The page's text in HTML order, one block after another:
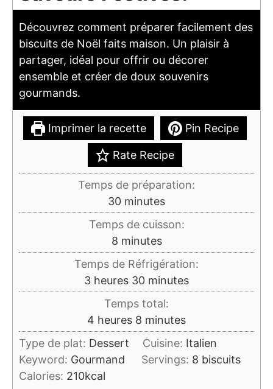
Découvrez comment préparer facilement des
biscuits de Noël faits maison. Un plaisir à
partager, idéal pour offrir ou décorer
ensemble et créer de doux souvenirs
gourmands.
Imprimer la recette Pin Recipe
Rate Recipe
Temps de préparation:
30minutes
minutes
Temps de cuisson:
8minutes
minutes
Temps de Réfrigération:
3heures
heures 30minutes
minutes
Temps total:
4 heures
heures 8 minutes
minutes
Type de plat: Dessert Cuisine: Italien
Keyword: Gourmand Servings: 8 biscuits
Calories: 210kcal